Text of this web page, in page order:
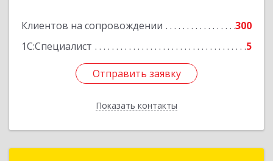
Клиентов на сопровождении
300
1С:Специалист
5
Отправить заявку
Показать контакты
Отправить заявку
Назад